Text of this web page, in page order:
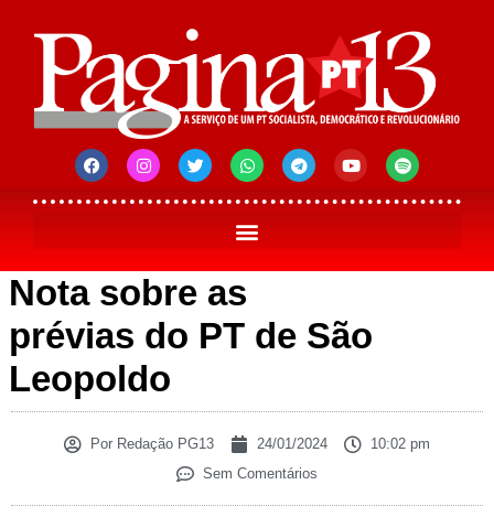
Nota sobre as
prévias do PT de São
Leopoldo
Por Redação PG13 24/01/2024
10:02 pm
Sem Comentários